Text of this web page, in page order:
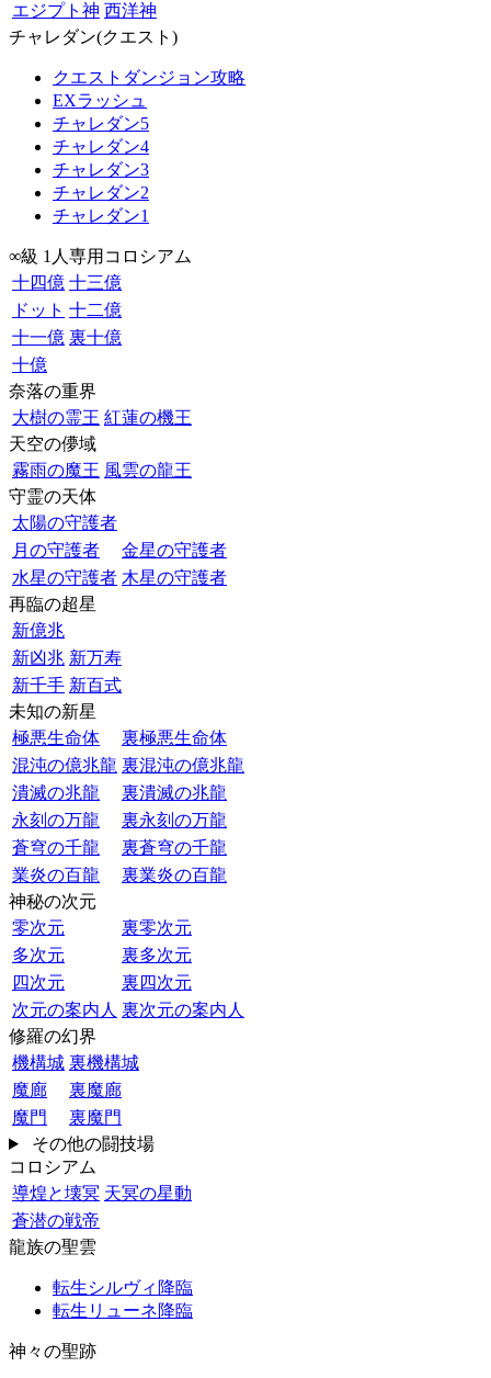
エジプト神 西洋神
チャレダン(クエスト)
クエストダンジョン攻略
EXラッシュ
チャレダン5
チャレダン4
チャレダン3
チャレダン2
チャレダン1
∞級 1人専用コロシアム
十四億 十三億
ドット 十二億
十一億 裏十億
十億
奈落の重界
大樹の霊王 紅蓮の機王
天空の儚域
霧雨の魔王 風雲の龍王
守霊の天体
太陽の守護者
月の守護者
金星の守護者
水星の守護者 木星の守護者
再臨の超星
新億兆
新凶兆 新万寿
新千手 新百式
未知の新星
極悪生命体
裏極悪生命体
混沌の億兆龍 裏混沌の億兆龍
潰滅の兆龍
裏潰滅の兆龍
永刻の万龍
裏永刻の万龍
蒼穹の千龍
裏蒼穹の千龍
業炎の百龍
裏業炎の百龍
神秘の次元
零次元
裏零次元
多次元
裏多次元
四次元
裏四次元
次元の案内人 裏次元の案内人
修羅の幻界
機構城 裏機構城
魔廊
裏魔廊
魔門
裏魔門
その他の闘技場
コロシアム
導煌と壊冥 天冥の星動
蒼潜の戦帝
龍族の聖雲
転生シルヴィ降臨
転生リューネ降臨
神々の聖跡